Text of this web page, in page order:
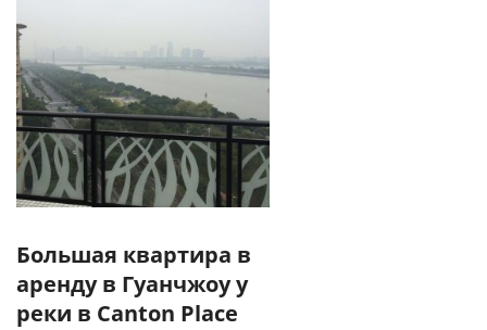
Большая квартира в
аренду в Гуанчжоу у
реки в Canton Place